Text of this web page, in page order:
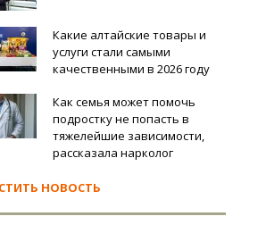
Какие алтайские товары и
услуги стали самыми
качественными в 2026 году
Как семья может помочь
подростку не попасть в
тяжелейшие зависимости,
рассказала нарколог
НОВОСТЬ